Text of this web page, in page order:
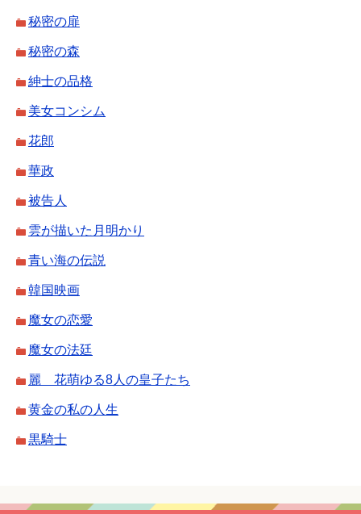
秘密の扉
秘密の森
紳士の品格
美女コンシム
花郎
華政
被告人
雲が描いた月明かり
青い海の伝説
韓国映画
魔女の恋愛
魔女の法廷
麗 花萌ゆる8人の皇子たち
黄金の私の人生
黒騎士